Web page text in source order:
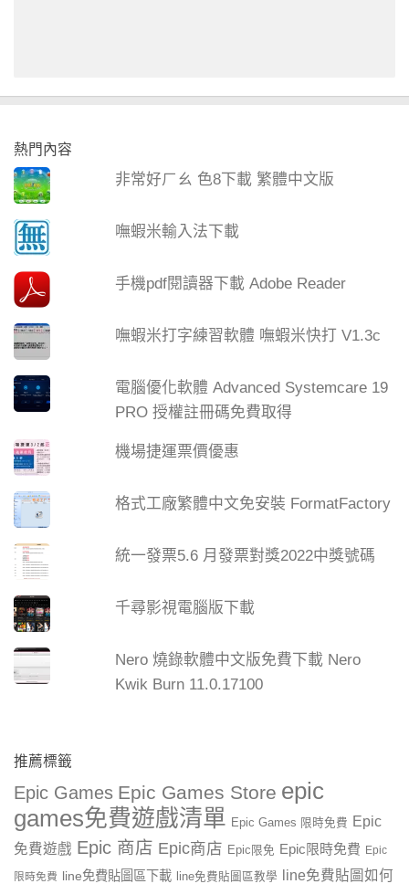
熱門內容
非常好ㄏㄠ 色8下載 繁體中文版
嘸蝦米輸入法下載
手機pdf閱讀器下載 Adobe Reader
嘸蝦米打字練習軟體 嘸蝦米快打 V1.3c
電腦優化軟體 Advanced Systemcare 19
PRO 授權註冊碼免費取得
機場捷運票價優惠
格式工廠繁體中文免安裝 FormatFactory
統一發票5.6 月發票對獎2022中獎號碼
千尋影視電腦版下載
Nero 燒錄軟體中文版免費下載 Nero
Kwik Burn 11.0.17100
推薦標籤
Epic Games Epic Games Store epic
games免費遊戲清單 Epic Games 限時免費 Epic
免費遊戲 Epic 商店 Epic商店 Epic限免 Epic限時免費 Epic
限時免費 line免費貼圖區下載 line免費貼圖區教學
line免費貼圖如何